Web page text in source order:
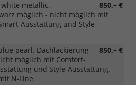
850,– €
metallic.
möglich - nicht möglich mit
Ausstattung und Style-
850,– €
pearl. Dachlackierung
möglich mit Comfort-
und Style-Ausstattung.
N-Line